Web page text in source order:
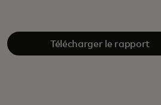
Télécharger le rapport